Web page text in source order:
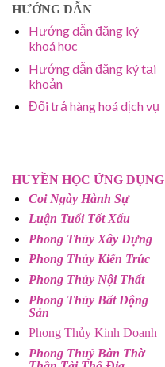
HƯỚNG DẪN
Hướng dẫn đăng ký
khoá học
Hướng dẫn đăng ký tại
khoản
Đổi trả hàng hoá dịch vụ
HUYỀN HỌC ỨNG DỤNG
Coi Ngày Hành Sự
Luận Tuổi Tốt Xấu
Phong Thủy Xây Dựng
Phong Thủy Kiến Trúc
Phong Thủy Nội Thất
Phong Thủy Bất Động
Sản
Phong Thủy Kinh Doanh
Phong Thuỷ Bàn Thờ